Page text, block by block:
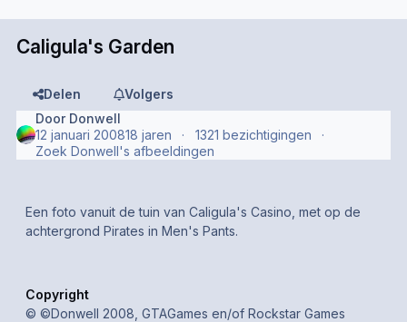
Caligula's Garden
Delen
Volgers
Door Donwell
12 januari 200818 jaren
1321 bezichtigingen
Zoek Donwell's afbeeldingen
Een foto vanuit de tuin van Caligula's Casino, met op de
achtergrond Pirates in Men's Pants.
Copyright
© ©Donwell 2008, GTAGames en/of Rockstar Games